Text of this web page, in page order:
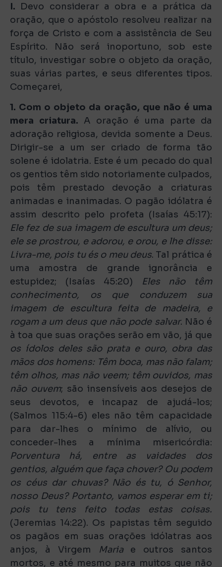
I. Devo considerar a obra e a prática da
oração, que o apóstolo resolveu realizar na
força de Cristo e com a assistência de Seu
Espírito. Não será inoportuno, sob este
título, investigar sobre o objeto da oração,
suas várias partes, e seus diferentes tipos.
Começarei,
1. Com o objeto da oração, que não é uma
mera criatura. A oração é uma parte da
adoração religiosa, devida somente a Deus.
Dirigir-se a um ser criado de forma tão
solene é idolatria. Este é um pecado do qual
os gentios têm sido notoriamente culpados,
pois têm prestado devoção a criaturas
animadas e inanimadas. O pagão idólatra é
assim descrito pelo profeta (Isaías 45:17):
Ele fez de sua imagem de escultura um deus;
ele se prostrou, e adorou, e orou, e lhe disse:
Livra-me, pois tu és o meu deus. Tal prática é
uma amostra de grande ignorância e
estupidez; (Isaías 45:20) Eles não têm
conhecimento, os que conduzem sua
imagem de escultura feita de madeira, e
rogam a um deus que não pode salvar. Não é
à toa que suas orações serão em vão, já que
os ídolos deles são prata e ouro, obra das
mãos dos homens: Têm boca, mas não falam;
têm olhos, mas não veem; têm ouvidos, mas
não ouvem; são insensíveis aos desejos de
seus devotos, e incapaz de ajudá-los;
(Salmos 115:4-6) eles não têm capacidade
para dar-lhes o mínimo de alívio, ou
conceder-lhes a mínima misericórdia:
Porventura há, entre as vaidades dos
gentios, alguém que faça chover? Ou podem
os céus dar chuvas? Não és tu, ó Senhor,
nosso Deus? Portanto, vamos esperar em ti;
pois tu tens feito todas estas coisas.
(Jeremias 14:22). Os papistas têm seguido
os pagãos em suas orações idólatras aos
anjos, à Virgem
Mariae outros santos
mortos, e até mesmo para muitos que não